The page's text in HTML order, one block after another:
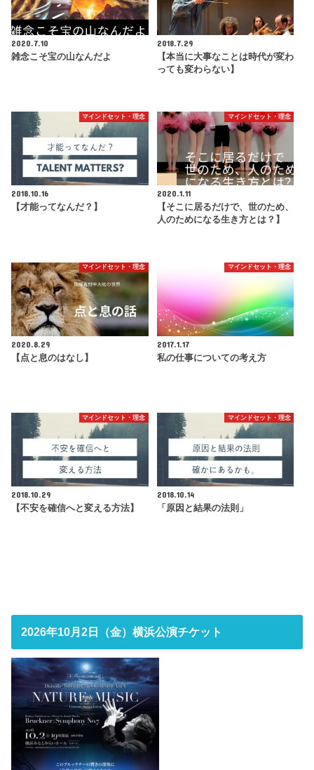
2020.7.10
雑念こそ宝の山なんだよ
2018.7.29
【本当に大事なことは時代が変わ
っても変わらない】
マインドセット・理念
2018.10.16
【才能ってなんだ？】
マインドセット・理念
2020.1.11
【そこに居るだけで、世のため、
人のためになる生き方とは？】
マインドセット・理念
2020.8.29
【点と息のはなし】
マインドセット・理念
2017.1.17
私の仕事についての考え方
マインドセット・理念
2018.10.29
【不安を確信へと変える方法】
マインドセット・理念
2018.10.14
「原因と結果の法則」
2026年10月2日（金）横浜公演チケット